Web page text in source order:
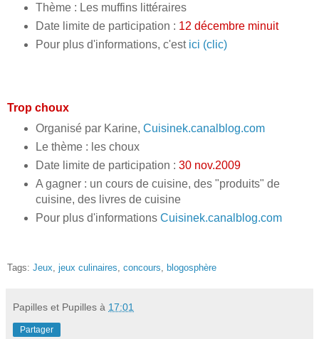
Thème : Les muffins littéraires
Date limite de participation : 12 décembre minuit
Pour plus d'informations, c'est ici (clic)
Trop choux
Organisé par Karine, Cuisinek.canalblog.com
Le thème : les choux
Date limite de participation : 30 nov.2009
A gagner : un cours de cuisine, des "produits" de
cuisine, des livres de cuisine
Pour plus d'informations Cuisinek.canalblog.com
Tags: Jeux jeux culinaires concours blogosphère
Papilles et Pupilles à 17:01
Partager